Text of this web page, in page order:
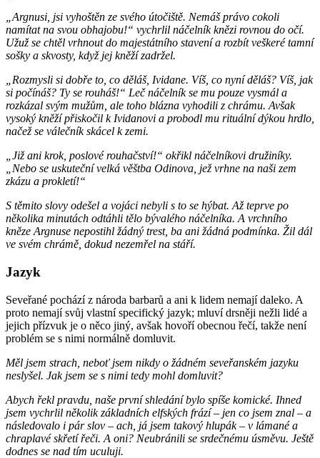
„Argnusi, jsi vyhoštěn ze svého útočiště. Nemáš právo cokoli
namítat na svou obhajobu!“ vychrlil náčelník knězi rovnou do očí.
Užuž se chtěl vrhnout do majestátního stavení a rozbít veškeré tamní
sošky a skvosty, když jej kněží zadržel.
„Rozmysli si dobře to, co děláš, Ividane. Víš, co nyní děláš? Víš, jak
si počínáš? Ty se rouháš!“ Leč náčelník se mu pouze vysmál a
rozkázal svým mužům, ale toho blázna vyhodili z chrámu. Avšak
vysoký kněží přiskočil k Ividanovi a probodl mu rituální dýkou hrdlo,
načež se válečník skácel k zemi.
„Již ani krok, poslové rouhačství!“ okřikl náčelníkovi družiníky.
„Nebo se uskuteční velká věštba Odinova, jež vrhne na naši zem
zkázu a prokletí!“
S těmito slovy odešel a vojáci nebyli s to se hýbat. Až teprve po
několika minutách odtáhli tělo bývalého náčelníka. A vrchního
kněze Argnuse nepostihl žádný trest, ba ani žádná podmínka. Žil dál
ve svém chrámě, dokud nezemřel na stáří.
Jazyk
Seveřané pochází z národa barbarů a ani k lidem nemají daleko. A
proto nemají svůj vlastní specifický jazyk; mluví drsněji nežli lidé a
jejich přízvuk je o něco jiný, avšak hovoří obecnou řečí, takže není
problém se s nimi normálně domluvit.
Měl jsem strach, neboť jsem nikdy o žádném seveřanském jazyku
neslyšel. Jak jsem se s nimi tedy mohl domluvit?
Abych řekl pravdu, naše první shledání bylo spíše komické. Ihned
jsem vychrlil několik základních elfských frází – jen co jsem znal – a
následovalo i pár slov – ach, já jsem takový hlupák – v lámané a
chraplavé skřetí řeči. A oni? Neubránili se srdečnému úsměvu. Ještě
dodnes se nad tím uculuji.